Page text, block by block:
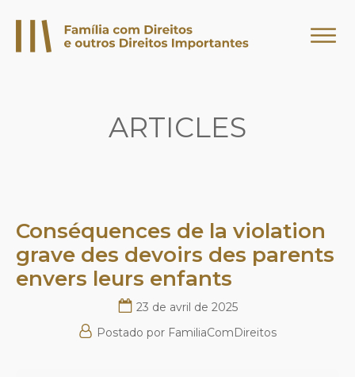
ARTICLES
Conséquences de la violation
grave des devoirs des parents
envers leurs enfants
23 de avril de 2025
Postado por FamiliaComDireitos